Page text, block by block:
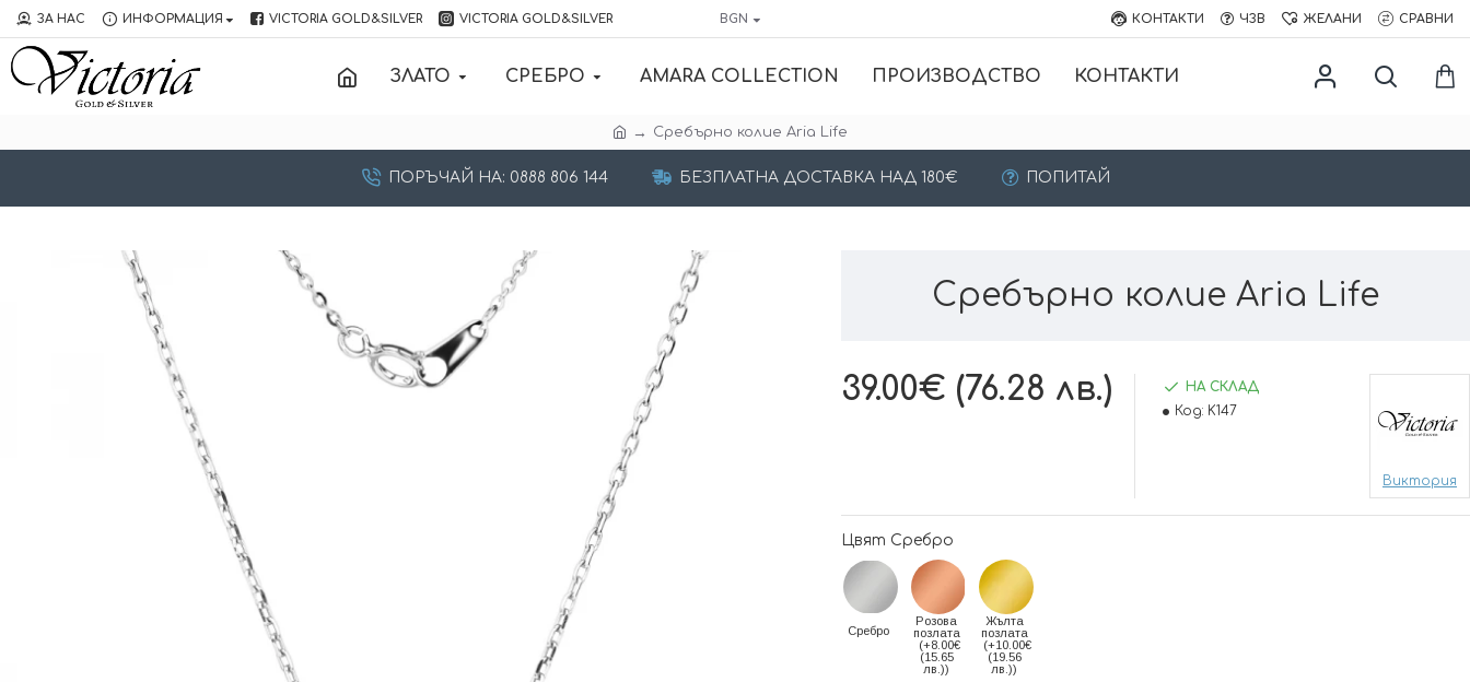
ЗА НАС ИНФОРМАЦИЯ VICTORIA GOLD&SILVER VICTORIA GOLD&SILVER BGN КОНТАКТИ ЧЗВ ЖЕЛАНИ СРАВНИ
ЗЛАТО СРЕБРО AMARA COLLECTION ПРОИЗВОДСТВО КОНТАКТИ
Сребърно колие Aria Life
ПОРЪЧАЙ НА: 0888 806 144 БЕЗПЛАТНА ДОСТАВКА НАД 180€ ПОПИТАЙ
Сребърно колие Aria Life
39.00€ (76.28 лв.)
НА СКЛАД
Код: K147
Виктория
Цвят Сребро
Сребро
Розова
позлата
(+8.00€
(15.65
лв.))
Жълта
позлата
(+10.00€
(19.56
лв.))